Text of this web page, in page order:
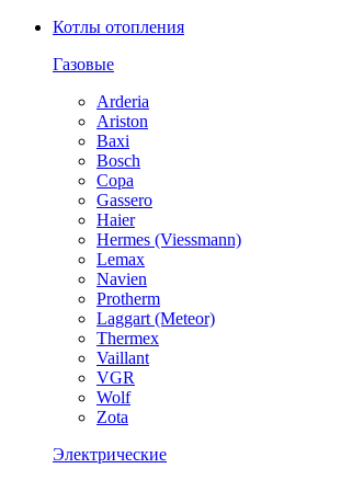
Котлы отопления
Газовые
Arderia
Ariston
Baxi
Bosch
Copa
Gassero
Haier
Hermes (Viessmann)
Lemax
Navien
Protherm
Laggart (Meteor)
Thermex
Vaillant
VGR
Wolf
Zota
Электрические